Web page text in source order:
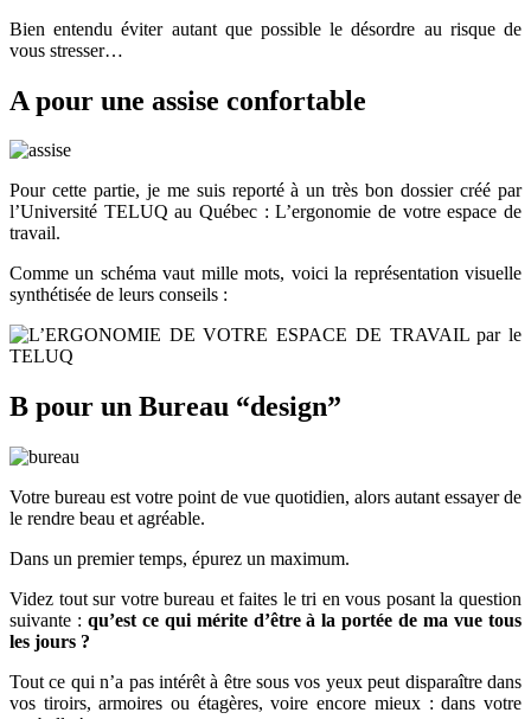
Bien entendu éviter autant que possible le désordre au risque de
vous stresser…
A pour une assise confortable
Pour cette partie, je me suis reporté à un très bon dossier créé par
l’Université TELUQ au Québec : L’ergonomie de votre espace de
travail.
Comme un schéma vaut mille mots, voici la représentation visuelle
synthétisée de leurs conseils :
B pour un Bureau “design”
Votre bureau est votre point de vue quotidien, alors autant essayer de
le rendre beau et agréable.
Dans un premier temps, épurez un maximum.
Videz tout sur votre bureau et faites le tri en vous posant la question
suivante : qu’est ce qui mérite d’être à la portée de ma vue tous
les jours ?
Tout ce qui n’a pas intérêt à être sous vos yeux peut disparaître dans
vos tiroirs, armoires ou étagères, voire encore mieux : dans votre